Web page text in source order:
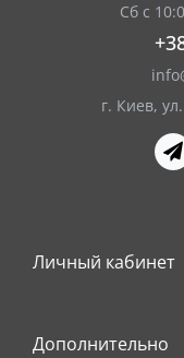
Сб с
г. Киев,
Личный кабинет
Дополнительно